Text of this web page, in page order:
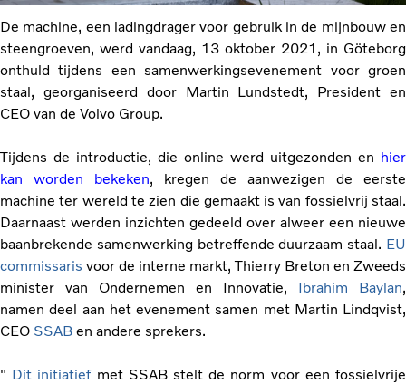
De machine, een ladingdrager voor gebruik in de mijnbouw en
steengroeven, werd vandaag, 13 oktober 2021, in Göteborg
onthuld tijdens een samenwerkingsevenement voor groen
staal, georganiseerd door Martin Lundstedt, President en
CEO van de Volvo Group.
Tijdens de introductie, die online werd uitgezonden en hier
kan worden bekeken, kregen de aanwezigen de eerste
machine ter wereld te zien die gemaakt is van fossielvrij staal.
Daarnaast werden inzichten gedeeld over alweer een nieuwe
baanbrekende samenwerking betreffende duurzaam staal. EU
commissaris voor de interne markt, Thierry Breton en Zweeds
minister van Ondernemen en Innovatie, Ibrahim Baylan,
namen deel aan het evenement samen met Martin Lindqvist,
CEO SSAB en andere sprekers.
" Dit initiatiefmet SSAB stelt de norm voor een fossielvrije